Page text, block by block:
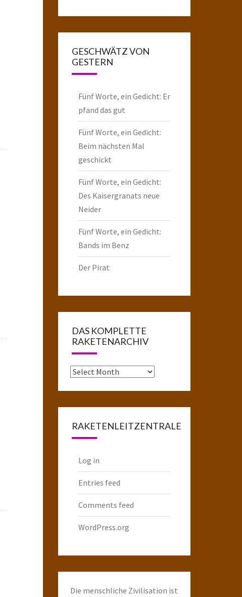
GESCHWÄTZ VON
GESTERN
Fünf Worte, ein Gedicht: Er
pfand das gut
Fünf Worte, ein Gedicht:
Beim nächsten Mal
geschickt
Fünf Worte, ein Gedicht:
Des Kaisergranats neue
Neider
Fünf Worte, ein Gedicht:
Bands im Benz
Der Pirat
DAS KOMPLETTE
RAKETENARCHIV
Das
RAKETENLEITZENTRALE
Log in
Entries feed
Comments feed
WordPress.org
Die menschliche Zivilisation ist